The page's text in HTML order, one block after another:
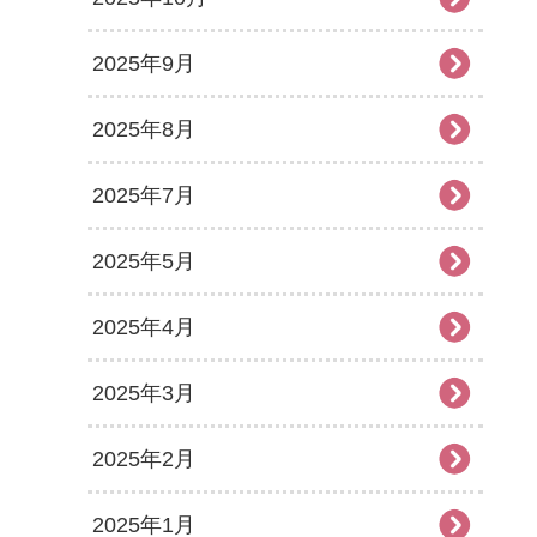
2025年9月
2025年8月
2025年7月
2025年5月
2025年4月
2025年3月
2025年2月
2025年1月